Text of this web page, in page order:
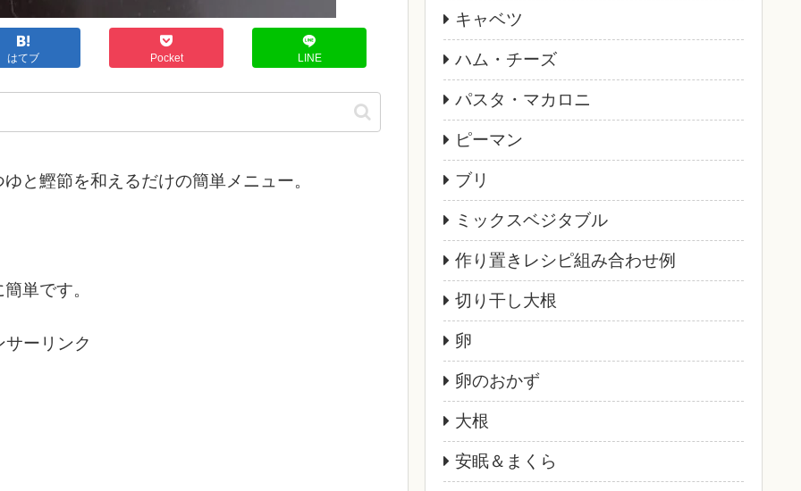
はてブ Pocket LINE
と鰹節を和えるだけの簡単メニュー。
単です。
サーリンク
キャベツ
ハム・チーズ
パスタ・マカロニ
ピーマン
ブリ
ミックスベジタブル
作り置きレシピ組み合わせ例
切り干し大根
卵
卵のおかず
大根
安眠＆まくら